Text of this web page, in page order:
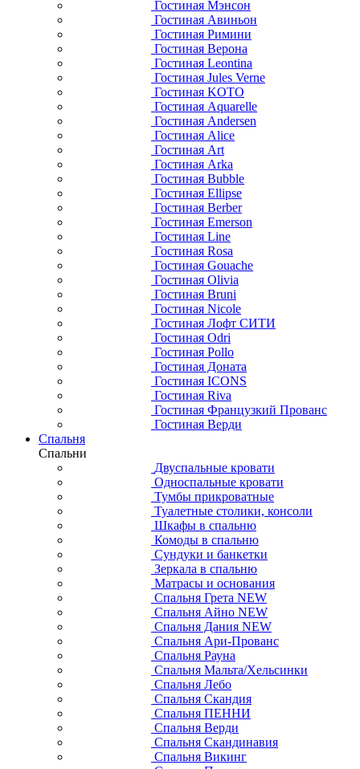
Гостиная Мэнсон
Гостиная Авиньон
Гостиная Римини
Гостиная Верона
Гостиная Leontina
Гостиная Jules Verne
Гостиная KOTO
Гостиная Aquarelle
Гостиная Andersen
Гостиная Alice
Гостиная Art
Гостиная Arka
Гостиная Bubble
Гостиная Ellipse
Гостиная Berber
Гостиная Emerson
Гостиная Line
Гостиная Rosa
Гостиная Gouache
Гостиная Olivia
Гостиная Bruni
Гостиная Nicole
Гостиная Лофт СИТИ
Гостиная Odri
Гостиная Pollo
Гостиная Доната
Гостиная ICONS
Гостиная Riva
Гостиная Французкий Прованс
Гостиная Верди
Спальня
Спальни
Двуспальные кровати
Односпальные кровати
Тумбы прикроватные
Туалетные столики, консоли
Шкафы в спальню
Комоды в спальню
Сундуки и банкетки
Зеркала в спальню
Матрасы и основания
Спальня Грета NEW
Спальня Айно NEW
Спальня Дания NEW
Спальня Ари-Прованс
Спальня Рауна
Спальня Мальта/Хельсинки
Спальня Лебо
Спальня Скандия
Спальня ПЕННИ
Спальня Верди
Спальня Скандинавия
Спальня Викинг